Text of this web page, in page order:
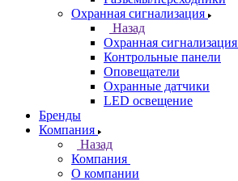
Охранная сигнализация
Назад
Охранная сигнализация
Контрольные панели
Оповещатели
Охранные датчики
LED освещение
Бренды
Компания
Назад
Компания
О компании